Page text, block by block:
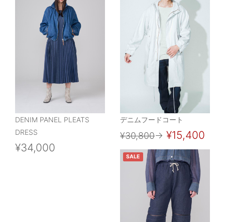
DENIM PANEL PLEATS
DRESS
¥34,000
デニムフードコート
¥30,800→ ¥15,400
SALE